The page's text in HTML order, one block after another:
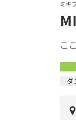
ミキ
こ
ダ